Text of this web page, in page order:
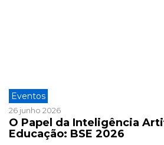
Eventos
26 junho 2026
O Papel da Inteligência
Educação: BSE 2026